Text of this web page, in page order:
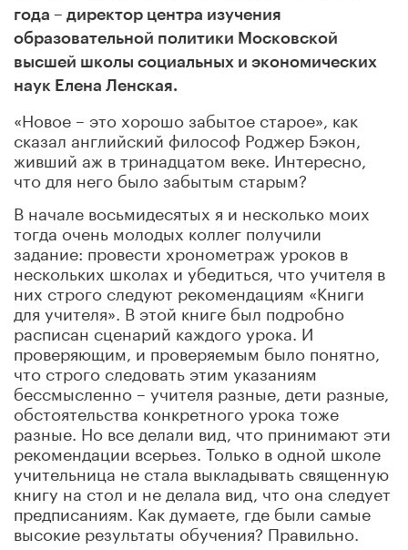
года – директор центра изучения
образовательной политики Московской
высшей школы социальных и экономических
наук Елена Ленская.
«Новое – это хорошо забытое старое», как
сказал английский философ Роджер Бэкон,
живший аж в тринадцатом веке. Интересно,
что для него было забытым старым?
В начале восьмидесятых я и несколько моих
тогда очень молодых коллег получили
задание: провести хронометраж уроков в
нескольких школах и убедиться, что учителя в
них строго следуют рекомендациям «Книги
для учителя». В этой книге был подробно
расписан сценарий каждого урока. И
проверяющим, и проверяемым было понятно,
что строго следовать этим указаниям
бессмысленно – учителя разные, дети разные,
обстоятельства конкретного урока тоже
разные. Но все делали вид, что принимают эти
рекомендации всерьез. Только в одной школе
учительница не стала выкладывать священную
книгу на стол и не делала вид, что она следует
предписаниям. Как думаете, где были самые
высокие результаты обучения? Правильно.